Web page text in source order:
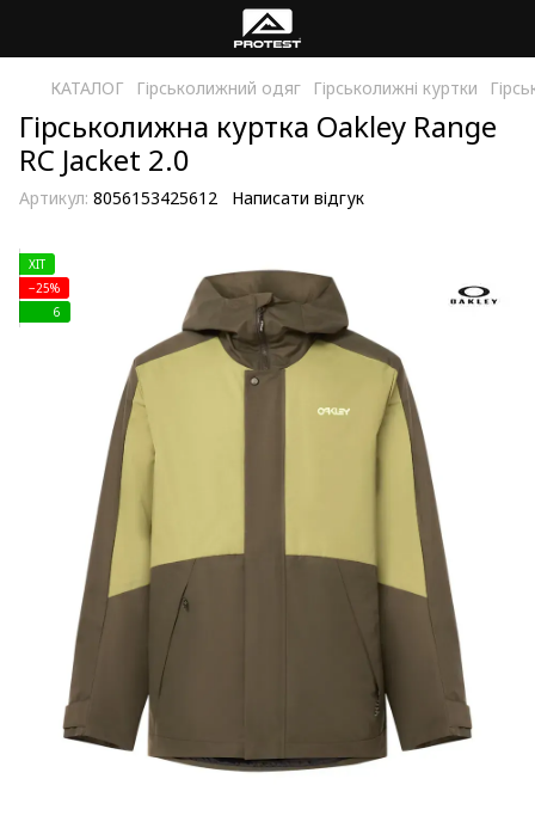
КАТАЛОГ Гірськолижний одяг Гірськолижні куртки
Гірськолижна куртка Oakley Range
RC Jacket 2.0
Артикул: 8056153425612 Написати відгук
ХIT
−25%
6